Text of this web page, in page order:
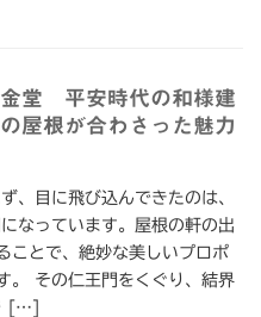
堂 平安時代の和様建
屋根が合わさった魅力
、目に飛び込んできたのは、
なっています。屋根の軒の出
ことで、絶妙な美しいプロポ
。 その仁王門をくぐり、結界
[…]